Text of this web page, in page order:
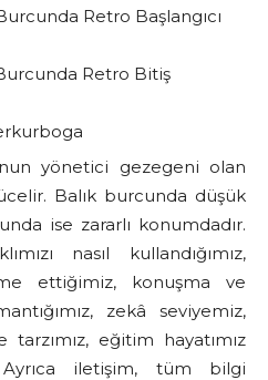
Retro Başlangıcı
Retro Bitiş
yönetici gezegeni olan
Balık burcunda düşük
ise zararlı konumdadır.
nasıl kullandığımız,
ettiğimiz, konuşma ve
zekâ seviyemiz,
eğitim hayatımız
iletişim, tüm bilgi